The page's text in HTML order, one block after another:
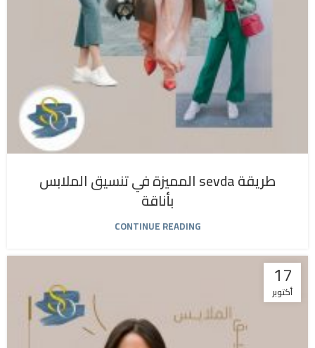
طريقة sevda المميزة في تنسيق الملابس
بأناقة
CONTINUE READING
17
أكتوبر